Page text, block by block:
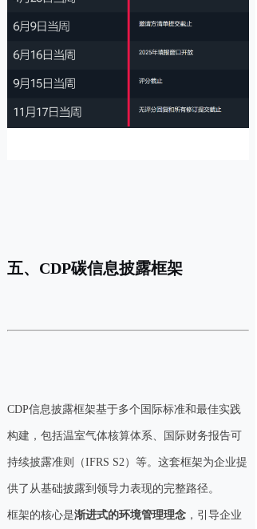
五、CDP碳信息披露框架
CDP信息披露框架基于多个国际标准和最佳实践
构建，包括温室气体核算体系、国际财务报告可
持续披露准则（IFRS S2）等。这套框架为企业提
供了从基础披露到领导力表现的完整路径。
框架的核心是渐进式的环境管理理念 ，引导企业